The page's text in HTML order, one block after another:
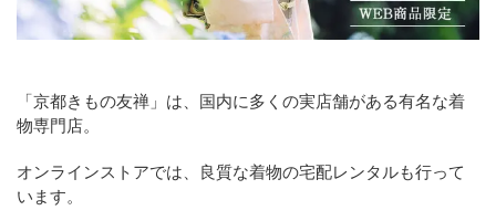
「京都きもの友禅」は、国内に多くの実店舗がある有名な着
物専門店。
オンラインストアでは、良質な着物の宅配レンタルも行って
います。